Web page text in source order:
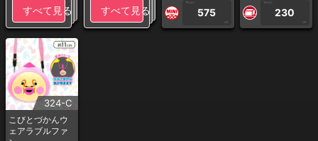
すべて見る すべて見る
1PLAY
575
CP
1PLAY
230
CP
324-C
こびとづかんウ
ェアラブルファ